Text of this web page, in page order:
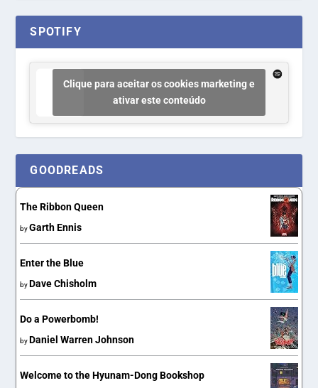
SPOTIFY
Clique para aceitar os cookies marketing e
ativar este conteúdo
GOODREADS
The Ribbon Queen
byGarth Ennis
Enter the Blue
by Dave Chisholm
Do a Powerbomb!
by Daniel Warren Johnson
Welcome to the Hyunam-Dong Bookshop